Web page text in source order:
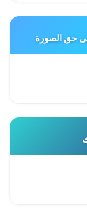
حق الصورة